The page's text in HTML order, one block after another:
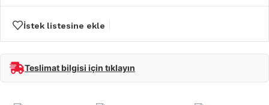
İstek listesine ekle
Teslimat bilgisi için tıklayın